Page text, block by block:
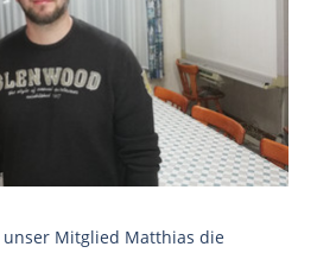
unser Mitglied Matthias die